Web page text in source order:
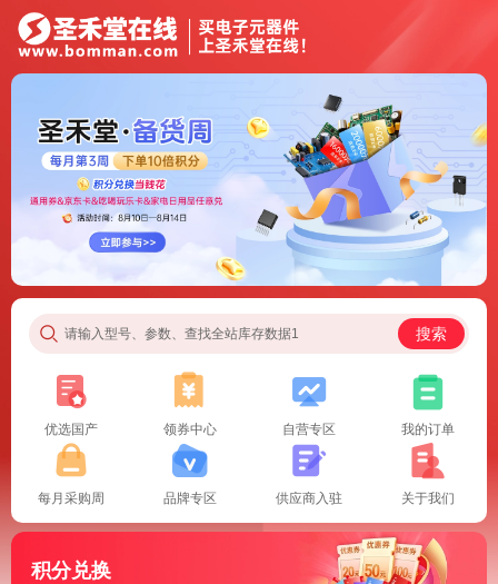
请输入型号、参数、查找全站库存数据1 搜索
优选国产 领券中心 自营专区 我的订单
每月采购周 品牌专区 供应商入驻 关于我们
积分兑换